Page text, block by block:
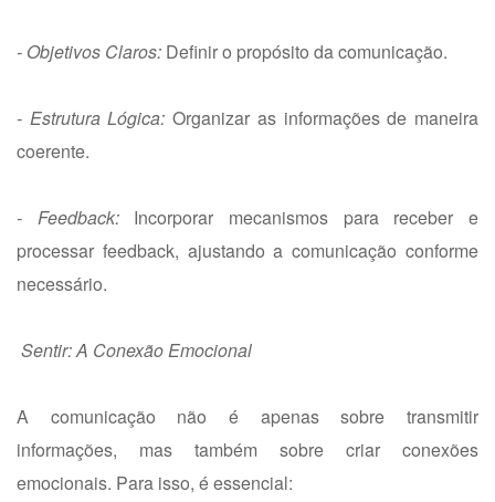
- Objetivos Claros: Definir o propósito da comunicação.
- Estrutura Lógica: Organizar as informações de maneira
coerente.
- Feedback: Incorporar mecanismos para receber e
processar feedback, ajustando a comunicação conforme
necessário.
Sentir: A Conexão Emocional
A comunicação não é apenas sobre transmitir
informações, mas também sobre criar conexões
emocionais. Para isso, é essencial: